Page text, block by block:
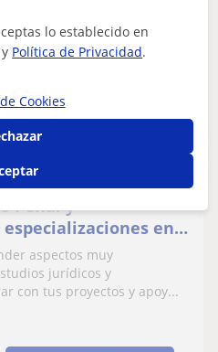
Penal y
en
especiales
aspectos muy
jurídicos y
con tus proyectos y apoy...
lo establecido en
y Política de Privacidad.
Cookies